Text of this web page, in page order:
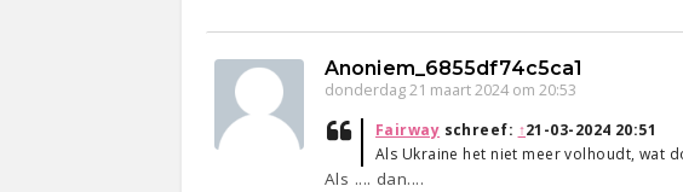
Anoniem_6855df74c5ca1
donderdag 21 maart 2024 om 20:53
Fairway schreef: ↑21-03-2024 20:51
Als Ukraine het niet meer volhoudt, wat
Als .... dan....